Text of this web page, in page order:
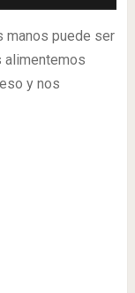
manos puede ser
alimentemos
y nos